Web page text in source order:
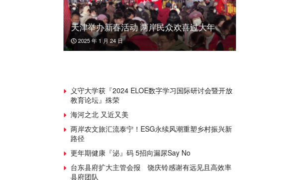
天津举办新春活动 两岸民众欢喜过大年
2025 年 1 月 24 日
义守大学获『2024 ELOE数字学习国际研讨会暨开放
教育论坛』殊荣
海河之北 又近又美
两岸农文旅汇流泰宁！ESG永续风潮重塑乡村振兴新
路径
更年期健康『泌』码 5招向漏尿Say No
台东县府扩大主管会报 饶庆铃感谢有远见且高效率
县府团队